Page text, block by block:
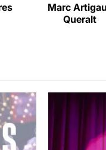
Marc
Queralt